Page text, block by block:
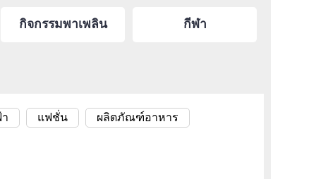
กิจกรรมพาเพลิน กีฬา
แฟชั่น ผลิตภัณฑ์อาหาร